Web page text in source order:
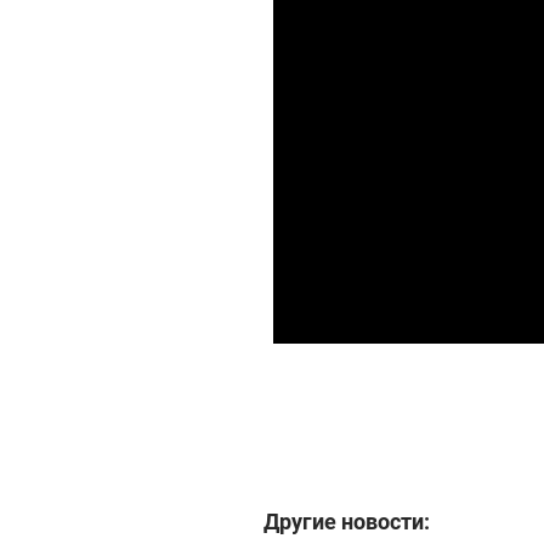
Другие новости: